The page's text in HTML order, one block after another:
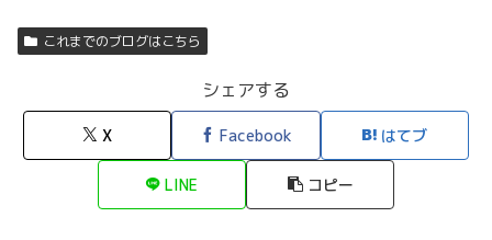
これまでのブログはこちら
シェアする
X Facebook はてブ
LINE コピー